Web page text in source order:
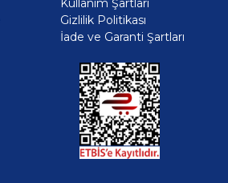
Kullanım Şartları
Gizlilik Politikası
İade ve Garanti Şartları